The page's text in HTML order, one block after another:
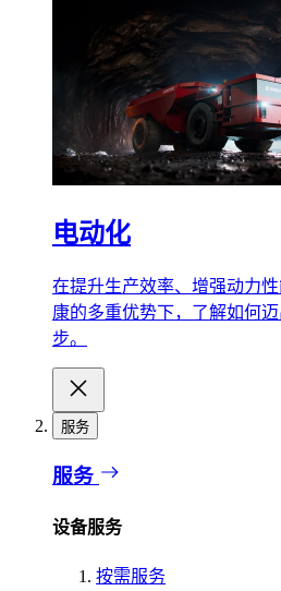
电动化
在提升生产效率、增强动力
康的多重优势下，了解如何
步。
服务
服务
设备服务
按需服务